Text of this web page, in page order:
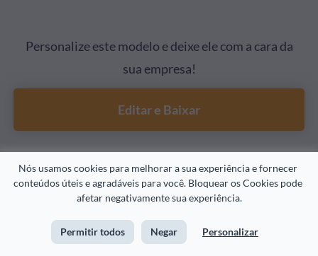
Nós usamos cookies para melhorar a sua experiência e fornecer
conteúdos úteis e agradáveis para você. Bloquear os Cookies pode
afetar negativamente sua experiência.
Permitir todos Negar Personalizar
Personalize este modelo e deixe ele com a cara da
sua empresa!
Editar e Baixar
Você pode editar este modelo e usá-lo como parte de seu
plano de marketing ou apresentação. Essa é uma ótima
que seu negócio possui de uma maneira fácil de entender.